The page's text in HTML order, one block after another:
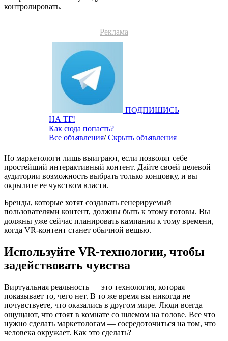
контролировать.
Реклама
ПОДПИШИСЬ
НА ТГ!
Как сюда попасть?
Все объявления/Скрыть объявления
Но маркетологи лишь выиграют, если позволят себе
простейший интерактивный контент. Дайте своей целевой
аудитории возможность выбрать только концовку, и вы
окрылите ее чувством власти.
Бренды, которые хотят создавать генерируемый
пользователями контент, должны быть к этому готовы. Вы
должны уже сейчас планировать кампании к тому времени,
когда VR-контент станет обычной вещью.
Используйте VR-технологии, чтобы
задействовать чувства
Виртуальная реальность — это технология, которая
показывает то, чего нет. В то же время вы никогда не
почувствуете, что оказались в другом мире. Люди всегда
ощущают, что стоят в комнате со шлемом на голове. Все что
нужно сделать маркетологам — сосредоточиться на том, что
человека окружает. Как это сделать?